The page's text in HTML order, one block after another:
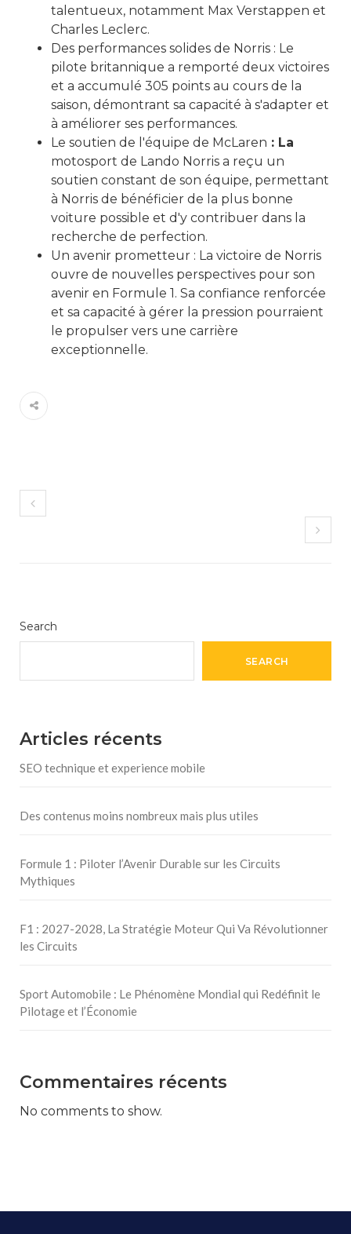
talentueux, notamment Max Verstappen et
Charles Leclerc.
Des performances solides de Norris : Le
pilote britannique a remporté deux victoires
et a accumulé 305 points au cours de la
saison, démontrant sa capacité à s'adapter et
à améliorer ses performances.
Le soutien de l'équipe de McLaren : La
motosport de Lando Norris a reçu un
soutien constant de son équipe, permettant
à Norris de bénéficier de la plus bonne
voiture possible et d'y contribuer dans la
recherche de perfection.
Un avenir prometteur : La victoire de Norris
ouvre de nouvelles perspectives pour son
avenir en Formule 1. Sa confiance renforcée
et sa capacité à gérer la pression pourraient
le propulser vers une carrière
exceptionnelle.
Search
SEARCH
Articles récents
SEO technique et experience mobile
Des contenus moins nombreux mais plus utiles
Formule 1 : Piloter l’Avenir Durable sur les Circuits
Mythiques
F1 : 2027-2028, La Stratégie Moteur Qui Va Révolutionner
les Circuits
Sport Automobile : Le Phénomène Mondial qui Redéfinit le
Pilotage et l’Économie
Commentaires récents
No comments to show.